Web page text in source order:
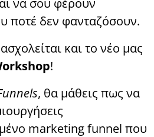
να σου φέρουν
ποτέ δεν φανταζόσουν.
και το νέο μας
!
, θα μάθεις πως να
marketing funnel που